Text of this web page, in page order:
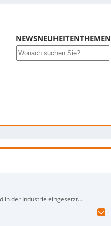
NEWSNEUHEITENTHEMEN
Search
in der Industrie eingesetzt
Lidar, kann er menschliche